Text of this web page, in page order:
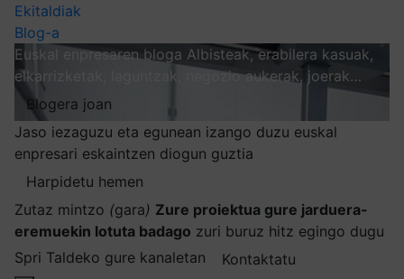
Ekitaldiak
Blog-a
Euskal enpresaren bloga Albisteak, erabilera kasuak,
elkarrizketak, laguntzak, negozio aukerak, joerak…
Blogera joan
Jaso iezaguzu eta egunean izango duzu euskal
enpresari eskaintzen diogun guztia
Harpidetu hemen
Zutaz mintzo (gara) Zure proiektua gure jarduera-
eremuekin lotuta badago zuri buruz hitz egingo dugu
Spri Taldeko gure kanaletan
Kontaktatu